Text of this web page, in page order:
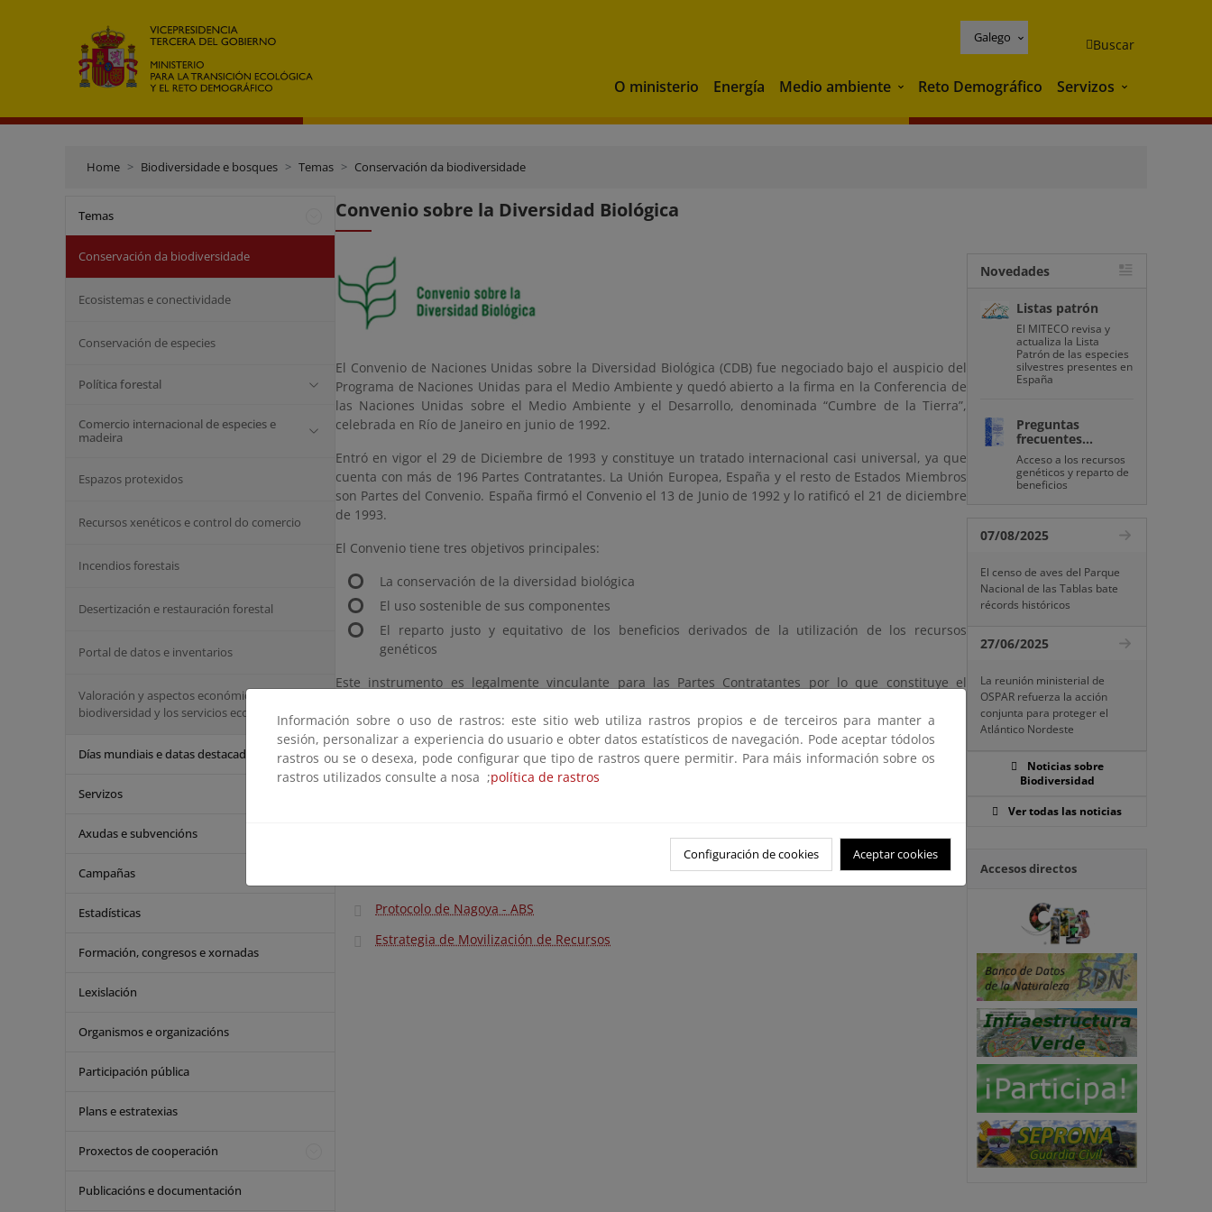
Galego Buscar
O ministerio Energía Medio ambiente Medio ambiente
Reto Demográfico Servizos Servizos
Home Biodiversidade e bosques Temas Conservación da biodiversidade
Temas
Conservación da biodiversidade
Ecosistemas e conectividade
Conservación de especies
Política forestal
Comercio internacional de especies e
madeira
Espazos protexidos
Recursos xenéticos e control do comercio
Incendios forestais
Desertización e restauración forestal
Portal de datos e inventarios
Valoración y aspectos económicos de la
biodiversidad y los servicios ecosistémicos
Días mundiais e datas destacadas
Servizos
Axudas e subvencións
Campañas
Estadísticas
Formación, congresos e xornadas
Lexislación
Organismos e organizacións
Participación pública
Plans e estratexias
Proxectos de cooperación
Publicacións e documentación
Convenio sobre la Diversidad Biológica
El Convenio de Naciones Unidas sobre la Diversidad Biológica (CDB) fue negociado bajo el auspicio del
Programa de Naciones Unidas para el Medio Ambiente y quedó abierto a la firma en la Conferencia de
las Naciones Unidas sobre el Medio Ambiente y el Desarrollo, denominada “Cumbre de la Tierra”,
celebrada en Río de Janeiro en junio de 1992.
Entró en vigor el 29 de Diciembre de 1993 y constituye un tratado internacional casi universal, ya que
cuenta con más de 196 Partes Contratantes. La Unión Europea, España y el resto de Estados Miembros
son Partes del Convenio. España firmó el Convenio el 13 de Junio de 1992 y lo ratificó el 21 de diciembre
de 1993.
El Convenio tiene tres objetivos principales:
La conservación de la diversidad biológica
El uso sostenible de sus componentes
El reparto justo y equitativo de los beneficios derivados de la utilización de los recursos
genéticos
Este instrumento es legalmente vinculante para las Partes Contratantes por lo que constituye el
objetivos en España.
Texto del Convenio (2 MB)
Sitio oficial del CBD
Marco mundial de la diversidad biológica Kunming-Montreal
Protocolo de Nagoya - ABS
Estrategia de Movilización de Recursos
Novedades
Listas patrón
El MITECO revisa y
actualiza la Lista
Patrón de las especies
silvestres presentes en
España
Preguntas
frecuentes...
Acceso a los recursos
genéticos y reparto de
beneficios
07/08/2025
El censo de aves del Parque
Nacional de las Tablas bate
récords históricos
27/06/2025
La reunión ministerial de
OSPAR refuerza la acción
conjunta para proteger el
Atlántico Nordeste
Noticias sobre
Biodiversidad
Ver todas las noticias
Accesos directos
Información sobre o uso de rastros: este sitio web utiliza rastros propios e de terceiros para manter a
sesión, personalizar a experiencia do usuario e obter datos estatísticos de navegación. Pode aceptar tódolos
rastros ou se o desexa, pode configurar que tipo de rastros quere permitir. Para máis información sobre os
rastros utilizados consulte a nosa ;política de rastros
Configuración de cookies Aceptar cookies